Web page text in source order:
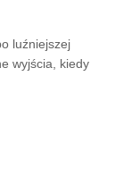
luźniejszej
wyjścia, kiedy